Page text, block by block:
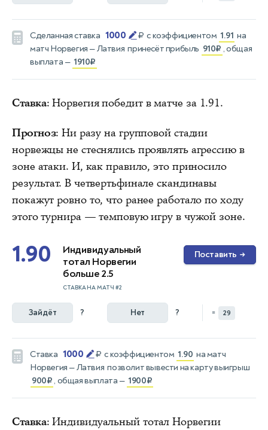
Сделанная ставка 1000 ₽ с коэффициентом 1.91 на
матч Норвегия — Латвия принесёт прибыль 910₽ , общая
выплата — 1910₽
Ставка: Норвегия победит в матче за 1.91.
Прогноз: Ни разу на групповой стадии
норвежцы не стеснялись проявлять агрессию в
зоне атаки. И, как правило, это приносило
результат. В четвертьфинале скандинавы
покажут ровно то, что ранее работало по ходу
этого турнира — темповую игру в чужой зоне.
1.90
Индивидуальный
тотал Норвегии
больше 2.5
СТАВКА НА МАТЧ #2
Поставить →
Зайдёт ? Нет ? = 29
Ставка 1000 ₽ с коэффициентом 1.90 на матч
Норвегия — Латвия позволит вывести на карту выигрыш
900₽ , общая выплата — 1900₽
Ставка: Индивидуальный тотал Норвегии